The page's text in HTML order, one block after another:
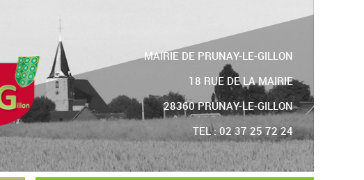
MAIRIE DE PRUNAY-LE-GILLON
18 RUE DE LA MAIRIE
28360 PRUNAY-LE-GILLON
TEL : 02 37 25 72 24